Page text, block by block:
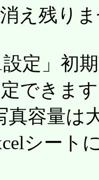
え残り
設定」初
できま
真容量
シート